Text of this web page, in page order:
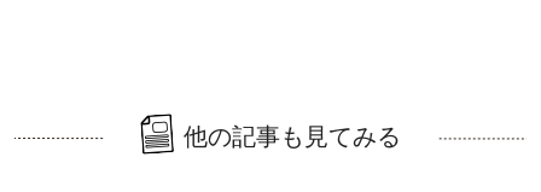
他の記事も見てみる